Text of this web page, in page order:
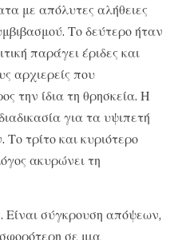
με απόλυτες αλήθειες
Το δεύτερο ήταν
παράγει έριδες και
αρχιερείς που
την ίδια τη θρησκεία. Η
για τα υψιπετή
τρίτο και κυριότερο
ακυρώνει τη
Είναι σύγκρουση απόψεων,
σε μια